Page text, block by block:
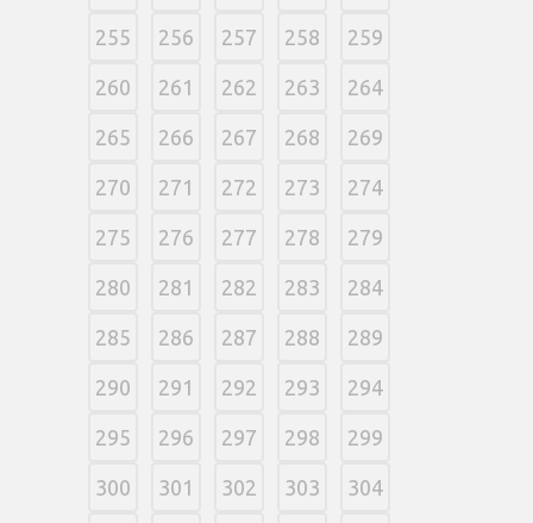
255 256 257 258 259
260 261 262 263 264
265 266 267 268 269
270 271 272 273 274
275 276 277 278 279
280 281 282 283 284
285 286 287 288 289
290 291 292 293 294
295 296 297 298 299
300 301 302 303 304